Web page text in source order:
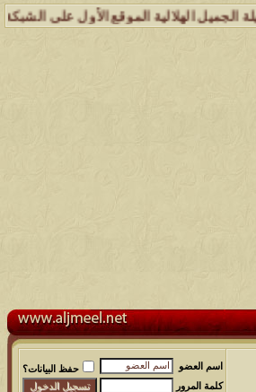
الهلالية الموقع الأول على الشبكة
اسم العضو
حفظ البيانات؟
كلمة المرور